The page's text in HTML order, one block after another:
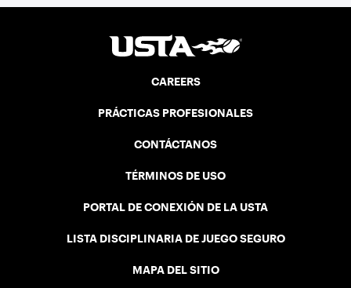
CAREERS
PRÁCTICAS PROFESIONALES
CONTÁCTANOS
TÉRMINOS DE USO
PORTAL DE CONEXIÓN DE LA USTA
LISTA DISCIPLINARIA DE JUEGO SEGURO
MAPA DEL SITIO